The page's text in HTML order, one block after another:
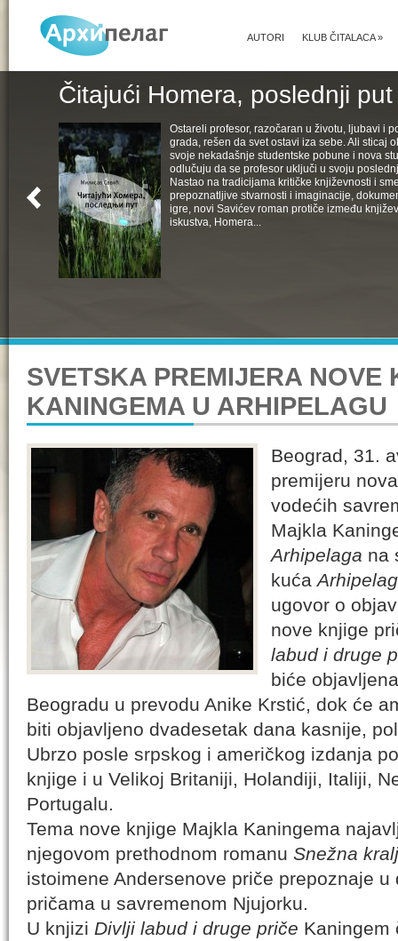
KLUB ČITALACA»
AUTORI
Čitajući Homera, poslednji put
Ostareli profesor, razočaran u životu, ljubavi i
grada, rešen da svet ostavi iza sebe. Ali sticaj
svoje nekadašnje studentske pobune i nova
odlučuju da se profesor uključi u svoju
Nastao na tradicijama kritičke književnosti i
prepoznatljive stvarnosti i imaginacije,
igre, novi Savićev roman protiče između
iskustva, Homera...
SVETSKA PREMIJERA
KANINGEMA U ARHIPELAGU
Beograd, 31.
premijeru
vodećih
Majkla
Arhipelaga na
kućaArhipelag
ugovor o
nove knjige
labud i druge
biće
Beogradu u prevodu Anike Krstić, dok će
biti objavljeno dvadesetak dana kasnije,
Ubrzo posle srpskog i američkog izdanja
knjige i u Velikoj Britaniji, Holandiji, Italiji,
Portugalu.
Tema nove knjige Majkla Kaningema
njegovom prethodnom romanu Snežna
istoimene Andersenove priče prepoznaje
pričama u savremenom Njujorku.
U knjizi Divlji labud i druge priče Kaningem